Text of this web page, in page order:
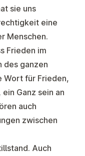
sie uns
eine
Menschen.
Frieden im
des ganzen
Wort für Frieden,
ein Ganz sein an
auch
zwischen
Auch